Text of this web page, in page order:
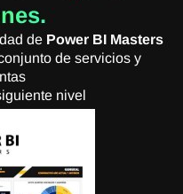
de Power BI Masters
de servicios y
nivel